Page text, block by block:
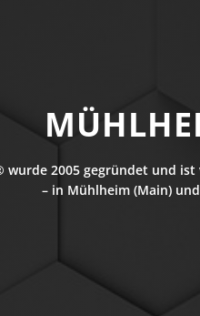
wurde 2005 gegründet und
– in Mühlheim (Main)